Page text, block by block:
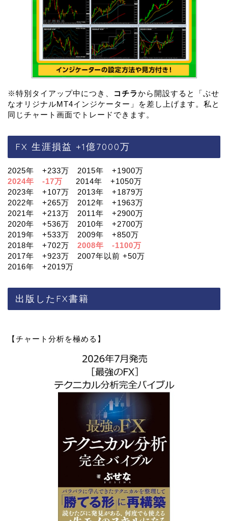
※特別タイアップ中につき、 コチラから開設すると「ぶせ
なオリジナルMT4インジケーター」を差し上げます。私と
同じチャート画面でトレードできます。
FX 生涯損益 +1億7000万
2025年 +233万 2015年 +1900万
2024年 -17万
2014年 +1050万
2023年 +107万 2013年 +1879万
2022年 +265万 2012年 +1963万
2021年 +213万 2011年 +2900万
2020年 +536万 2010年 +2700万
2019年 +533万 2009年 +850万
2018年 +702万 2008年 -1100万
2017年 +923万 2007年以前 +50万
2016年 +2019万
出版したFX書籍
【チャート分析を極める】